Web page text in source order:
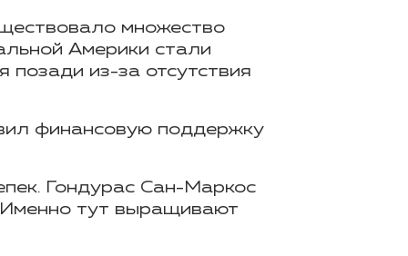
множество
Америки стали
позади из-за отсутствия
финансовую поддержку
. Гондурас Сан-Маркос
Именно тут выращивают